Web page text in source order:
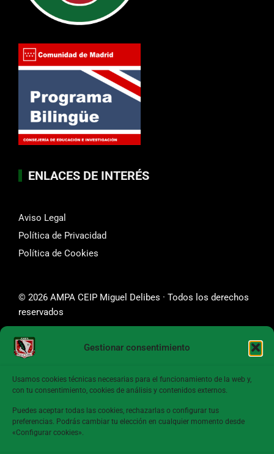
Gestionar consentimiento
Usamos cookies técnicas necesarias para el funcionamiento de la web y,
con tu consentimiento, cookies de análisis y contenidos externos.
Puedes aceptar todas las cookies, rechazarlas o configurar tus
preferencias. Podrás cambiar tu elección en cualquier momento desde
«Configurar cookies».
ENLACES DE INTERÉS
Aviso Legal
Política de Privacidad
Política de Cookies
© 2026 AMPA CEIP Miguel Delibes · Todos los derechos
reservados
SÍGUENOS
CONTACTA CON NOSOTROS